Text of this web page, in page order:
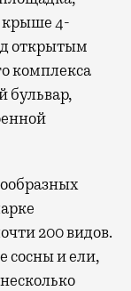
крыше 4-
открытым
комплекса
бульвар,
200 видов.
сосны и ели,